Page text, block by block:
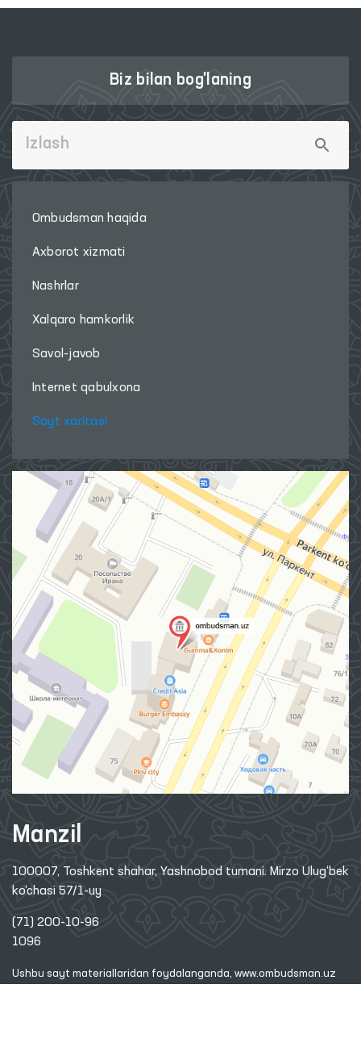
Biz bilan bog'laning
Ombudsman haqida
Axborot xizmati
Nashrlar
Xalqaro hamkorlik
Savol-javob
Internet qabulxona
Sayt xaritasi
Manzil
100007, Toshkent shahar, Yashnobod tumani. Mirzo Ulug‘bek
ko‘chasi 57/1-uy
(71) 200-10-96
1096
Ushbu sayt materiallaridan foydalanganda, www.ombudsman.uz